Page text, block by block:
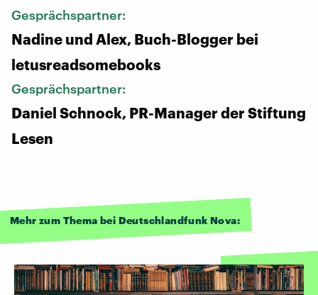
Gesprächspartner:
Nadine und Alex, Buch-Blogger bei
letusreadsomebooks
Gesprächspartner:
Daniel Schnock, PR-Manager der Stiftung
Lesen
Mehr zum Thema bei Deutschlandfunk Nova: